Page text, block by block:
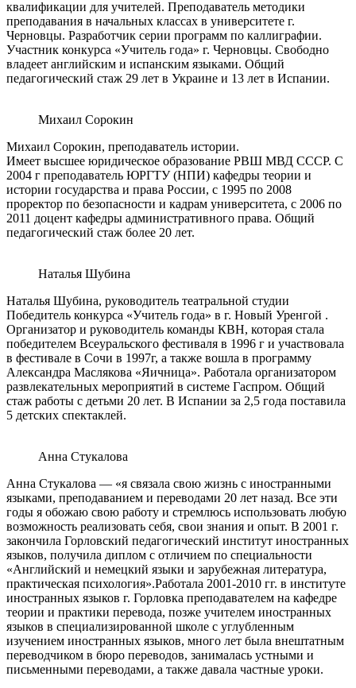
квалификации для учителей. Преподаватель методики
преподавания в начальных классах в университете г.
Черновцы. Разработчик серии программ по каллиграфии.
Участник конкурса «Учитель года» г. Черновцы. Свободно
владеет английским и испанским языками. Общий
педагогический стаж 29 лет в Украине и 13 лет в Испании.
Михаил Сорокин
Михаил Сорокин, преподаватель истории.
Имеет высшее юридическое образование РВШ МВД СССР. С
2004 г преподаватель ЮРГТУ (НПИ) кафедры теории и
истории государства и права России, с 1995 по 2008
проректор по безопасности и кадрам университета, с 2006 по
2011 доцент кафедры административного права. Общий
педагогический стаж более 20 лет.
Наталья Шубина
Наталья Шубина, руководитель театральной студии
Победитель конкурса «Учитель года» в г. Новый Уренгой .
Организатор и руководитель команды КВН, которая стала
победителем Всеуральского фестиваля в 1996 г и участвовала
в фестивале в Сочи в 1997г, а также вошла в программу
Александра Маслякова «Яичница». Работала организатором
развлекательных мероприятий в системе Гаспром. Общий
стаж работы с детьми 20 лет. В Испании за 2,5 года поставила
5 детских спектаклей.
Анна Стукалова
Анна Стукалова — «я связала свою жизнь с иностранными
языками, преподаванием и переводами 20 лет назад. Все эти
годы я обожаю свою работу и стремлюсь использовать любую
возможность реализовать себя, свои знания и опыт. В 2001 г.
закончила Горловский педагогический институт иностранных
языков, получила диплом с отличием по специальности
«Английский и немецкий языки и зарубежная литература,
практическая психология».Работала 2001-2010 гг. в институте
иностранных языков г. Горловка преподавателем на кафедре
теории и практики перевода, позже учителем иностранных
языков в специализированной школе с углубленным
изучением иностранных языков, много лет была внештатным
переводчиком в бюро переводов, занималась устными и
письменными переводами, а также давала частные уроки.